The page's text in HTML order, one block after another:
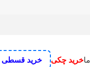
خرید چکی خرید قسطی